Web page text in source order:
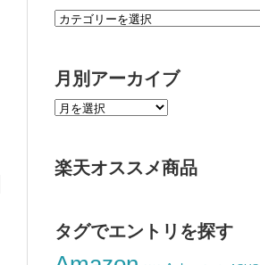
月別アーカイブ
楽天オススメ商品
タグでエントリを探す